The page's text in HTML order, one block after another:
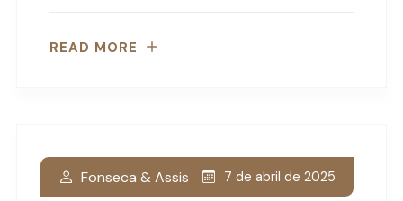
READ MORE
Fonseca & Assis 7 de abril de 2025